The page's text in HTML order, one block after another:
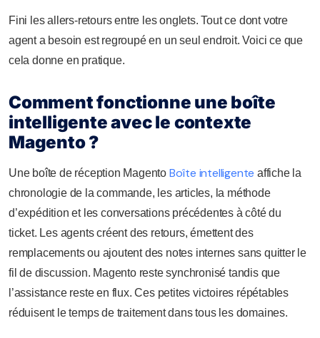
Fini les allers-retours entre les onglets. Tout ce dont votre
agent a besoin est regroupé en un seul endroit. Voici ce que
cela donne en pratique.
Comment fonctionne une boîte
intelligente avec le contexte
Magento ?
Une boîte de réception Magento Boîte intelligente affiche la
chronologie de la commande, les articles, la méthode
d’expédition et les conversations précédentes à côté du
ticket. Les agents créent des retours, émettent des
remplacements ou ajoutent des notes internes sans quitter le
fil de discussion. Magento reste synchronisé tandis que
l’assistance reste en flux. Ces petites victoires répétables
réduisent le temps de traitement dans tous les domaines.